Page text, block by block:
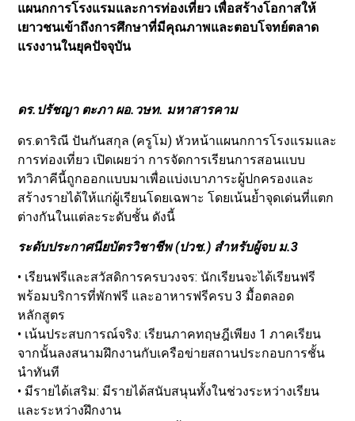
แผนกการโรงแรมและการท่องเที่ยว เพื่อสร้างโอกาสให้
เยาวชนเข้าถึงการศึกษาที่มีคุณภาพและตอบโจทย์ตลาด
แรงงานในยุคปัจจุบัน
ดร.ปรัชญา ตะภา ผอ.วษท. มหาสารคาม
ดร.ดาริณี ปันกันสกุล (ครูโม) หัวหน้าแผนกการโรงแรมและ
การท่องเที่ยว เปิดเผยว่า การจัดการเรียนการสอนแบบ
ทวิภาคีนี้ถูกออกแบบมาเพื่อแบ่งเบาภาระผู้ปกครองและ
สร้างรายได้ให้แก่ผู้เรียนโดยเฉพาะ โดยเน้นย้ำจุดเด่นที่แตก
ต่างกันในแต่ละระดับชั้น ดังนี้
ระดับประกาศนียบัตรวิชาชีพ (ปวช.) สำหรับผู้จบ ม.3
• เรียนฟรีและสวัสดิการครบวงจร: นักเรียนจะได้เรียนฟรี
พร้อมบริการที่พักฟรี และอาหารฟรีครบ 3 มื้อตลอด
หลักสูตร
• เน้นประสบการณ์จริง: เรียนภาคทฤษฎีเพียง 1 ภาคเรียน
จากนั้นลงสนามฝึกงานกับเครือข่ายสถานประกอบการชั้น
นำทันที
• มีรายได้เสริม: มีรายได้สนับสนุนทั้งในช่วงระหว่างเรียน
และระหว่างฝึกงาน